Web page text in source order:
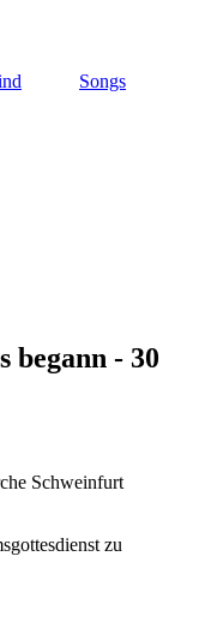
Songs
begann - 30
Schweinfurt
zu